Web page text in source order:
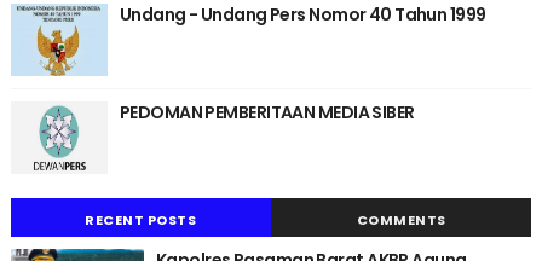
Undang - Undang Pers Nomor 40 Tahun 1999
PEDOMAN PEMBERITAAN MEDIA SIBER
RECENT POSTS COMMENTS